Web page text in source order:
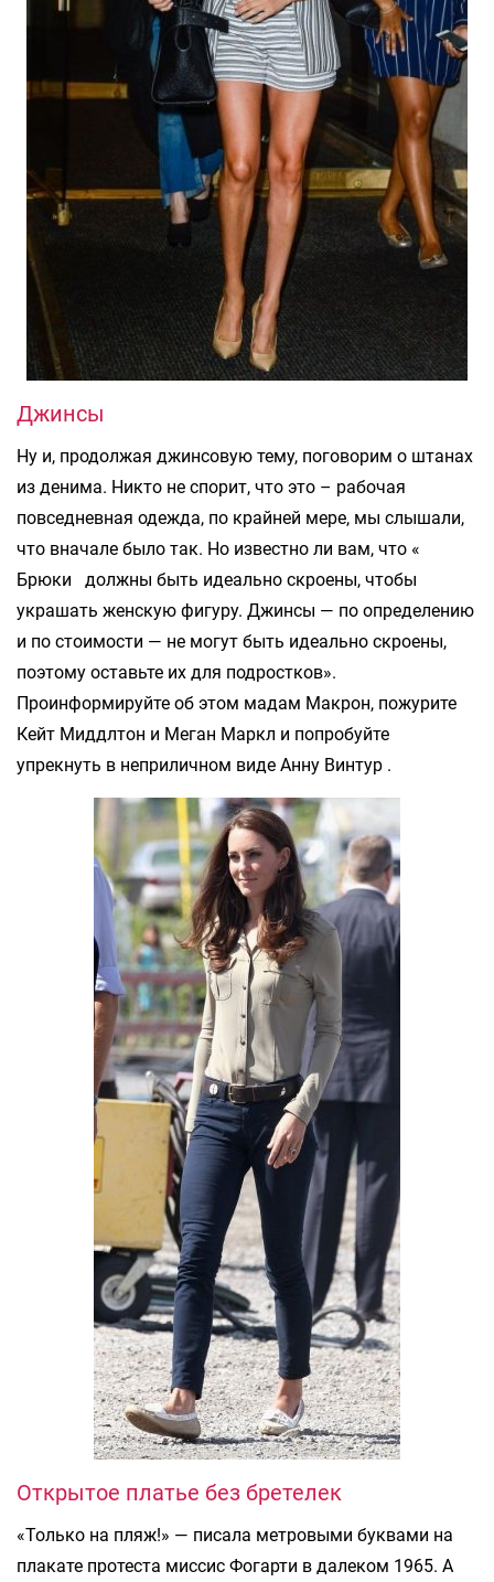
Джинсы
Ну и, продолжая джинсовую тему, поговорим о штанах
из денима. Никто не спорит, что это – рабочая
повседневная одежда, по крайней мере, мы слышали,
что вначале было так. Но известно ли вам, что «
Брюки должны быть идеально скроены, чтобы
украшать женскую фигуру. Джинсы — по определению
и по стоимости — не могут быть идеально скроены,
поэтому оставьте их для подростков».
Проинформируйте об этом мадам Макрон, пожурите
Кейт Миддлтон и Меган Маркл и попробуйте
упрекнуть в неприличном виде Анну Винтур .
Открытое платье без бретелек
«Только на пляж!» — писала метровыми буквами на
плакате протеста миссис Фогарти в далеком 1965. А